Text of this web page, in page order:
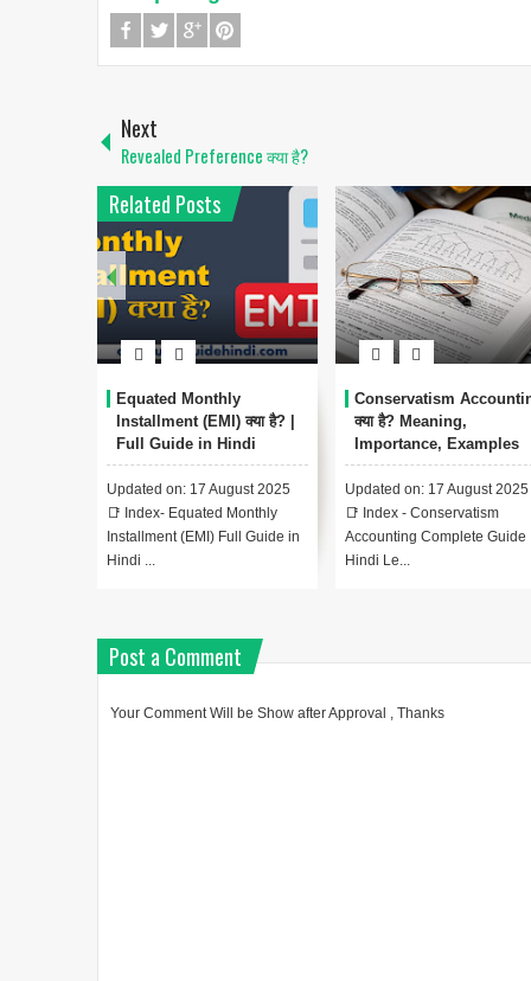
Next
Revealed Preference क्या है?
Related Posts
Equated Monthly
Installment (EMI) क्या है? |
Full Guide in Hindi
Updated on: 17 August 2025
📑 Index- Equated Monthly
Installment (EMI) Full Guide in
Hindi ...
Conservatism
क्या है? Meaning,
Importance, Examples
Updated on: 17 August 2025
📑 Index - Conservatism
Accounting Complete Guide
Hindi Le...
Post a Comment
Your Comment Will be Show after Approval , Thanks